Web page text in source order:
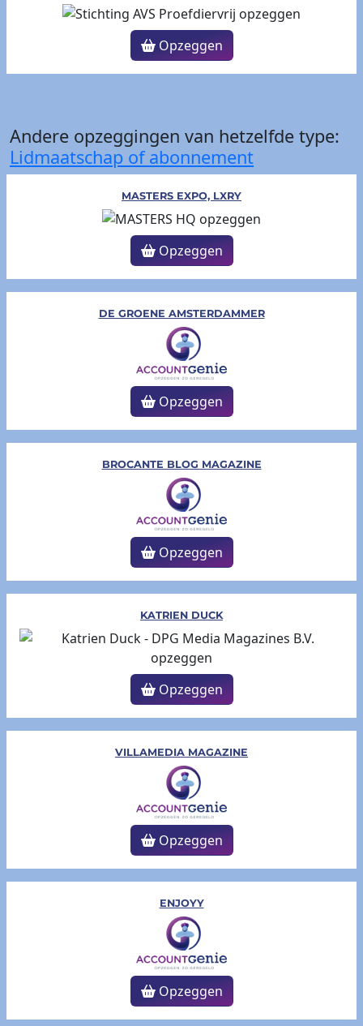
Opzeggen
Andere opzeggingen van hetzelfde type:
Lidmaatschap of abonnement
MASTERS EXPO, LXRY
Opzeggen
DE GROENE AMSTERDAMMER
Opzeggen
BROCANTE BLOG MAGAZINE
Opzeggen
KATRIEN DUCK
Opzeggen
VILLAMEDIA MAGAZINE
Opzeggen
ENJOYY
Opzeggen